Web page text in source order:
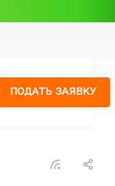
ПОДАТЬ ЗАЯВКУ